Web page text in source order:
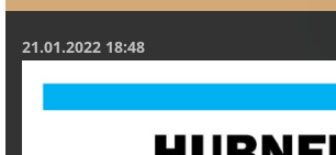
21.01.2022 18:48